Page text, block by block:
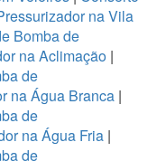
na Vila
Bomba de
na Aclimação |
de
na Água Branca |
de
na Água Fria |
de